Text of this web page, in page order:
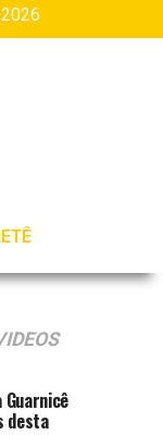
Guarnicê
desta